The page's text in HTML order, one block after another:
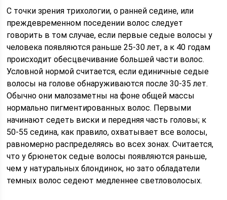
С точки зрения трихологии, о ранней седине, или
преждевременном поседении волос следует
говорить в том случае, если первые седые волосы у
человека появляются раньше 25-30 лет, а к 40 годам
происходит обесцвечивание большей части волос.
Условной нормой считается, если единичные седые
волосы на голове обнаруживаются после 30-35 лет.
Обычно они малозаметны на фоне общей массы
нормально пигментированных волос. Первыми
начинают седеть виски и передняя часть головы; к
50-55 седина, как правило, охватывает все волосы,
равномерно распределяясь во всех зонах. Считается,
что у брюнеток седые волосы появляются раньше,
чем у натуральных блондинок, но зато обладатели
темных волос седеют медленнее светловолосых.